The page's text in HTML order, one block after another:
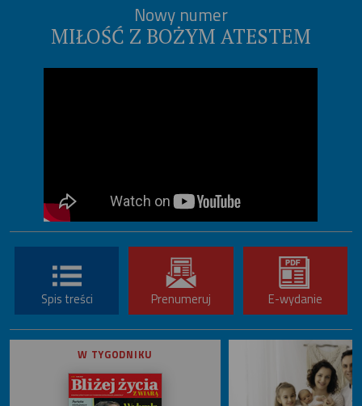
Nowy numer
MIŁOŚĆ Z BOŻYM ATESTEM
Spis treści Prenumeruj E-wydanie
W TYGODNIKU